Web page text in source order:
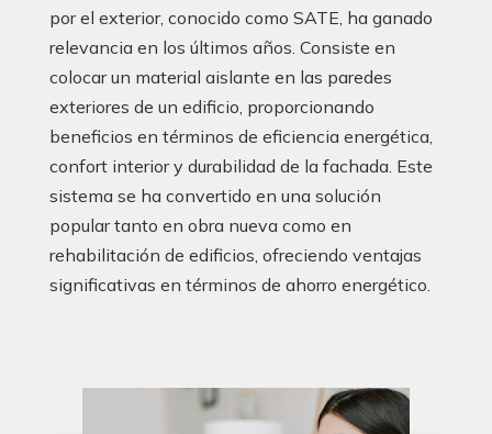
por el exterior, conocido como SATE, ha ganado
relevancia en los últimos años. Consiste en
colocar un material aislante en las paredes
exteriores de un edificio, proporcionando
beneficios en términos de eficiencia energética,
confort interior y durabilidad de la fachada. Este
sistema se ha convertido en una solución
popular tanto en obra nueva como en
rehabilitación de edificios, ofreciendo ventajas
significativas en términos de ahorro energético.